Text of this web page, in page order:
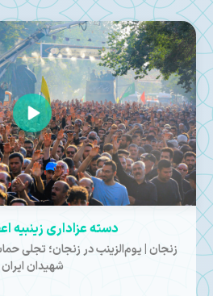
دسته عزاداری زینبیه
زنجان | یوم‌الزینب در زنجان؛ تجلی
شهیدان ایران